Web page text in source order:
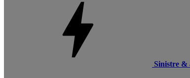
Sinistre &